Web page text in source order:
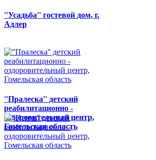
''Усадьба'' гостевой дом, г.
Адлер
''Пралеска'' детский
реабилитационно -
оздоровительный центр,
Гомельская область